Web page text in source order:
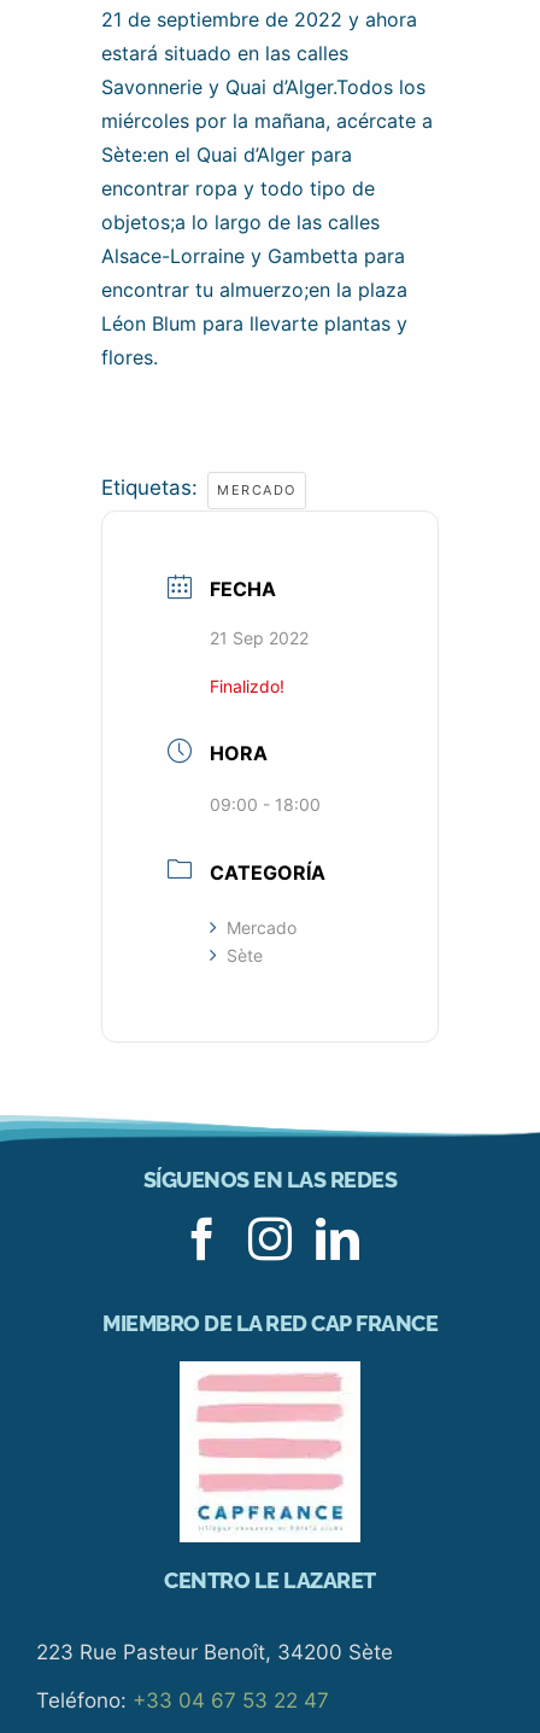
21 de septiembre de 2022 y ahora
estará situado en las calles
Savonnerie y Quai d’Alger.Todos los
miércoles por la mañana, acércate a
Sète:en el Quai d’Alger para
encontrar ropa y todo tipo de
objetos;a lo largo de las calles
Alsace-Lorraine y Gambetta para
encontrar tu almuerzo;en la plaza
Léon Blum para llevarte plantas y
flores.
Etiquetas: MERCADO
FECHA
21 Sep 2022
Finalizdo!
HORA
09:00 - 18:00
CATEGORÍA
Mercado
Sète
SÍGUENOS EN LAS REDES
MIEMBRO DE LA RED CAP FRANCE
CENTRO LE LAZARET
223 Rue Pasteur Benoît, 34200 Sète
Teléfono: +33 04 67 53 22 47